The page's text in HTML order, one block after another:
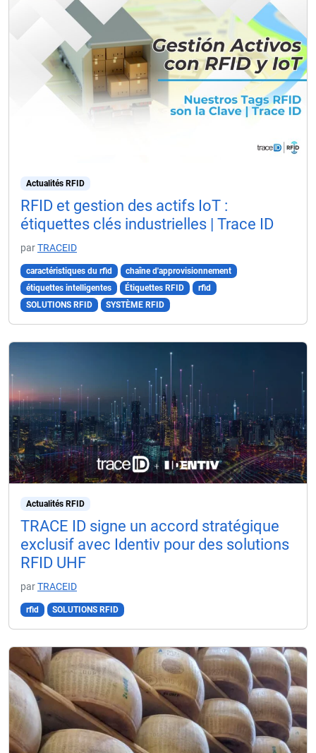
Actualités RFID
RFID et gestion des actifs IoT :
étiquettes clés industrielles | Trace ID
parTRACEID
caractéristiques du rfid
chaîne d'approvisionnement
étiquettes intelligentes
Étiquettes RFID
rfid
SOLUTIONS RFID
SYSTÈME RFID
Actualités RFID
TRACE ID signe un accord stratégique
exclusif avec Identiv pour des solutions
RFID UHF
parTRACEID
rfid SOLUTIONS RFID